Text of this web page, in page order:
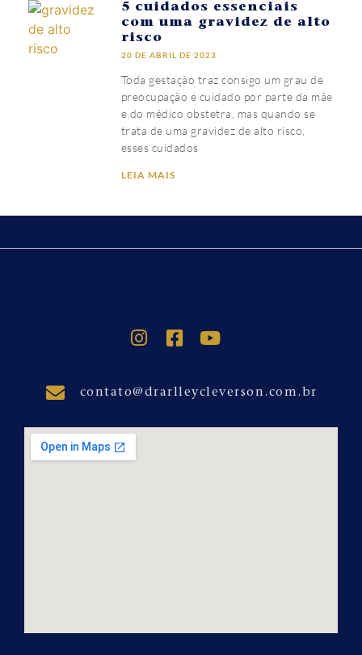
5 cuidados essenciais
com uma gravidez de alto
risco
20 DE ABRIL DE 2023
Toda gestação traz consigo um grau de
preocupação e cuidado por parte da mãe
e do médico obstetra, mas quando se
trata de uma gravidez de alto risco,
esses cuidados
LEIA MAIS
contato@drarlleycleverson.com.br